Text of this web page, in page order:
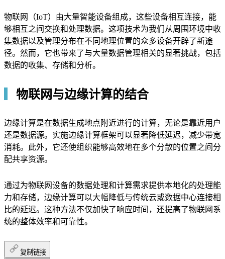
物联网（IoT）由大量智能设备组成，这些设备相互连接，能
够相互之间交换和处理数据。这项技术为我们从周围环境中收
集数据以及管理分布在不同地理位置的众多设备开辟了新途
径。然而，它也带来了与大量数据管理相关的显著挑战，包括
数据的收集、存储和分析。
物联网与边缘计算的结合
边缘计算是在数据生成地点附近进行的计算，无论是靠近用户
还是数据源。实施边缘计算框架可以显著降低延迟，减少带宽
消耗。此外，它还使组织能够高效地在多个分散的位置之间分
配共享资源。
通过为物联网设备的数据处理和计算需求提供本地化的处理能
力和存储，边缘计算可以大幅降低与传统云或数据中心连接相
比的延迟。这种方法不仅加快了响应时间，还提高了物联网系
统的整体效率和可靠性。
复制链接